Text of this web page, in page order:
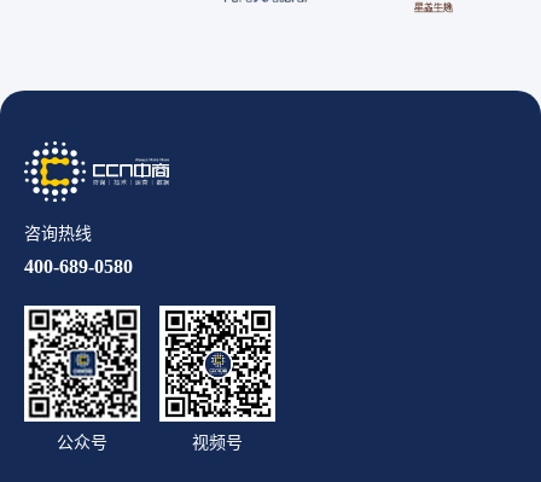
咨询热线
400-689-0580
公众号 视频号